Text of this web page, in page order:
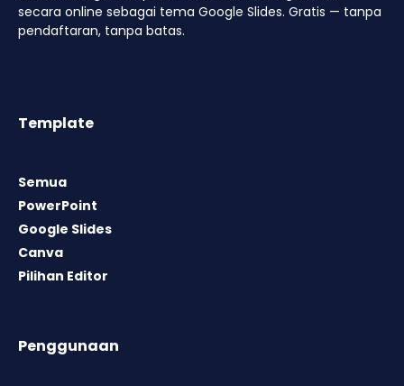
secara online sebagai tema Google Slides. Gratis — tanpa
pendaftaran, tanpa batas.
Template
Semua
PowerPoint
Google Slides
Canva
Pilihan Editor
Penggunaan